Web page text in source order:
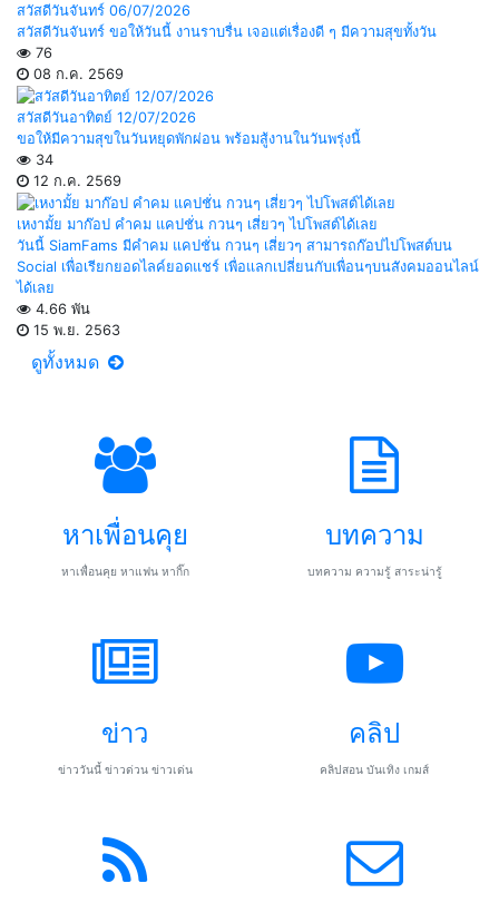
สวัสดีวันจันทร์ 06/07/2026
สวัสดีวันจันทร์ ขอให้วันนี้ งานราบรื่น เจอแต่เรื่องดี ๆ มีความสุขทั้งวัน
76
08 ก.ค. 2569
สวัสดีวันอาทิตย์ 12/07/2026
ขอให้มีความสุขในวันหยุดพักผ่อน พร้อมสู้งานในวันพรุ่งนี้
34
12 ก.ค. 2569
เหงามั้ย มาก๊อป คำคม แคปชั่น กวนๆ เสี่ยวๆ ไปโพสต์ได้เลย
วันนี้ SiamFams มีคำคม แคปชั่น กวนๆ เสี่ยวๆ สามารถก๊อปไปโพสต์บน
Social เพื่อเรียกยอดไลค์ยอดแชร์ เพื่อแลกเปลี่ยนกับเพื่อนๆบนสังคมออนไลน์
ได้เลย
4.66 พัน
15 พ.ย. 2563
ดูทั้งหมด
หาเพื่อนคุย
หาเพื่อนคุย หาแฟน หากิ๊ก
บทความ
บทความ ความรู้ สาระน่ารู้
ข่าว
ข่าววันนี้ ข่าวด่วน ข่าวเด่น
คลิป
คลิปสอน บันเทิง เกมส์